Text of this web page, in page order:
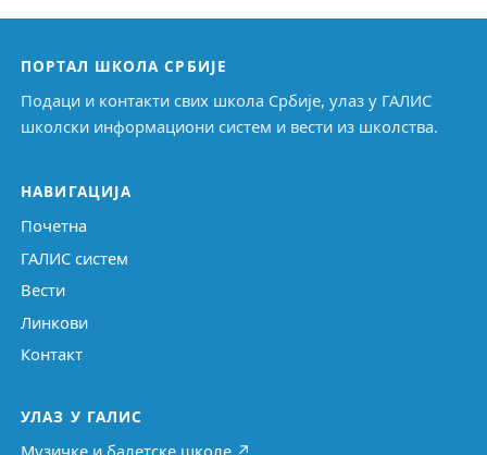
ПОРТАЛ ШКОЛА СРБИЈЕ
Подаци и контакти свих школа Србије, улаз у ГАЛИС
школски информациони систем и вести из школства.
НАВИГАЦИЈА
Почетна
ГАЛИС систем
Вести
Линкови
Контакт
УЛАЗ У ГАЛИС